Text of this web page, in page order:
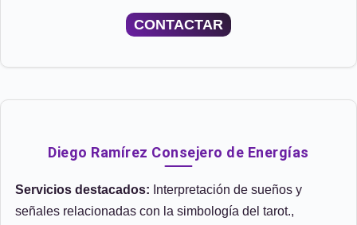
CONTACTAR
Diego Ramírez Consejero de Energías
Servicios destacados: Interpretación de sueños y
señales relacionadas con la simbología del tarot.,